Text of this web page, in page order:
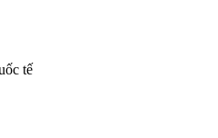
tế